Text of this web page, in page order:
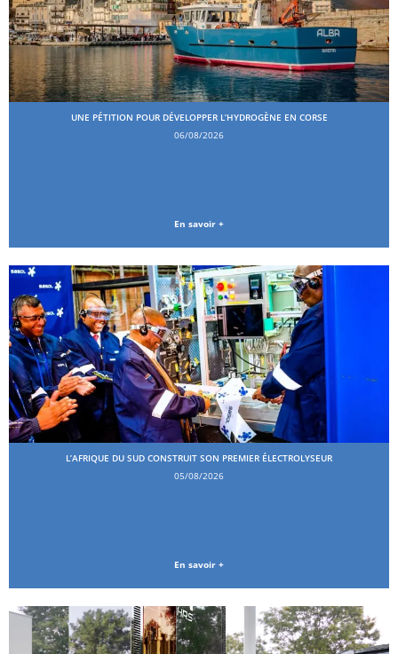
UNE PÉTITION POUR DÉVELOPPER L’HYDROGÈNE EN CORSE
06/08/2026
En savoir +
L’AFRIQUE DU SUD CONSTRUIT SON PREMIER ÉLECTROLYSEUR
05/08/2026
En savoir +